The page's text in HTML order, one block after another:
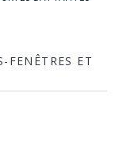
FENÊTRES ET